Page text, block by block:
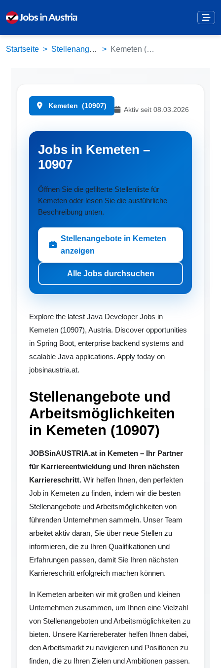
Startseite Stellenangebote Kemeten (10907)
Kemeten (10907)
Aktiv seit 08.03.2026
Jobs in Kemeten –
10907
Öffnen Sie die gefilterte Stellenliste für
Kemeten oder lesen Sie die ausführliche
Beschreibung unten.
Stellenangebote in Kemeten
anzeigen
Alle Jobs durchsuchen
Explore the latest Java Developer Jobs in
Kemeten (10907), Austria. Discover opportunities
in Spring Boot, enterprise backend systems and
scalable Java applications. Apply today on
jobsinaustria.at.
Stellenangebote und
Arbeitsmöglichkeiten
in Kemeten (10907)
JOBSinAUSTRIA.at in Kemeten – Ihr Partner
für Karriereentwicklung und Ihren nächsten
Karriereschritt. Wir helfen Ihnen, den perfekten
Job in Kemeten zu finden, indem wir die besten
Stellenangebote und Arbeitsmöglichkeiten von
führenden Unternehmen sammeln. Unser Team
arbeitet aktiv daran, Sie über neue Stellen zu
informieren, die zu Ihren Qualifikationen und
Erfahrungen passen, damit Sie Ihren nächsten
Karriereschritt erfolgreich machen können.
In Kemeten arbeiten wir mit großen und kleinen
Unternehmen zusammen, um Ihnen eine Vielzahl
von Stellenangeboten und Arbeitsmöglichkeiten zu
bieten. Unsere Karriereberater helfen Ihnen dabei,
den Arbeitsmarkt zu navigieren und Positionen zu
finden, die zu Ihren Zielen und Ambitionen passen.